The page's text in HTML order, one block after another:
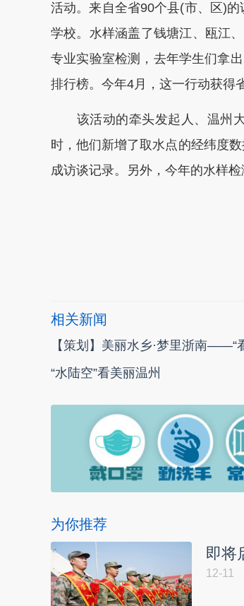
活动。来自全省90个县(市、区)
学校。水样涵盖了钱塘江、瓯江
专业实验室检测，去年学生们拿
排行榜。今年4月，这一行动获得
该活动的牵头发起人、温州大
时，他们新增了取水点的经纬度
成访谈记录。另外，今年的水样
相关新闻
【策划】美丽水乡·梦里浙南——“
“水陆空”看美丽温州
为你推荐
即将
12-11